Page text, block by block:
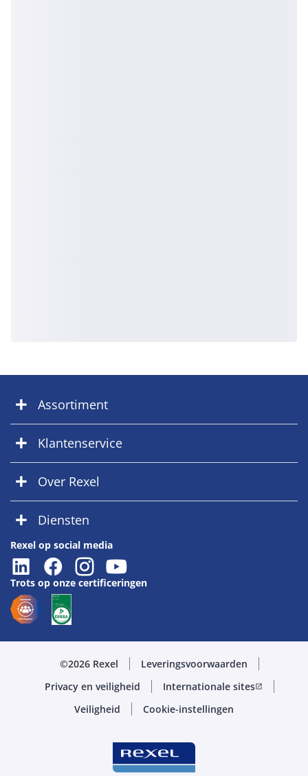
Assortiment
Klantenservice
Over Rexel
Diensten
Rexel op social media
Trots op onze certificeringen
©2026 Rexel
Leveringsvoorwaarden
Privacy en veiligheid
Internationale sitesopen_in_new
Veiligheid Cookie-instellingen